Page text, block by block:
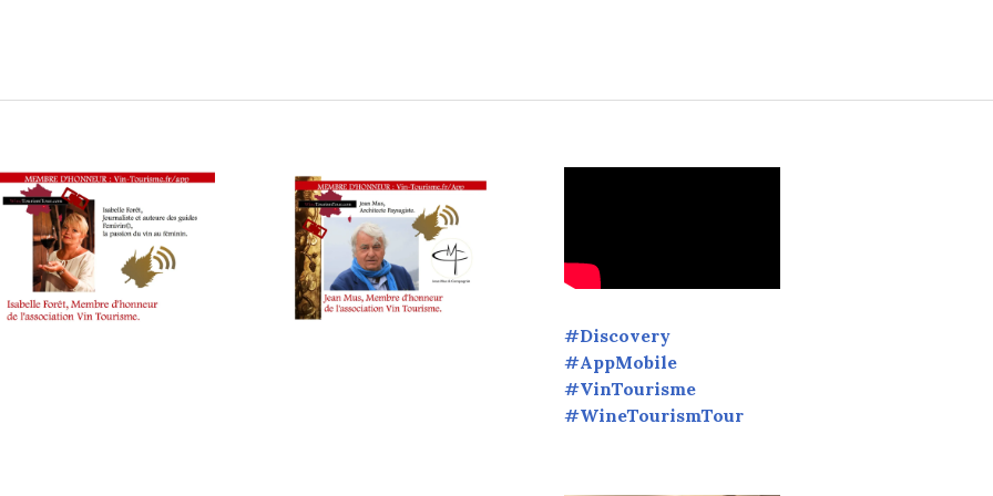
Jean Delaveyne 13ème édition 2018 – Extrait Vidéo Famille Delaveyne, Toques Françaises, Participants, MOF,
#Discovery
#AppMobile
#VinTourisme
#WineTourismTour